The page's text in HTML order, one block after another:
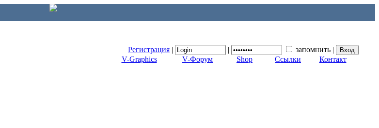
Регистрация | | запомнить |
V-Graphics
V-Форум Shop Ссылки Контакт